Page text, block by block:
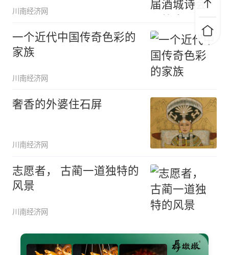
川南经济网
一个近代中国传奇色彩的
家族
川南经济网
奢香的外婆住石屏
川南经济网
志愿者， 古蔺一道独特的
风景
川南经济网